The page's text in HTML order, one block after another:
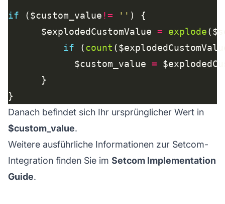
if ($custom_value != ''
      $explodedCustomValue
= explode
if (count
            $custom_value
=
Danach befindet sich Ihr ursprünglicher Wert in
$custom_value.
Weitere ausführliche Informationen zur Setcom-
Integration finden Sie im Setcom Implementation
Guide.